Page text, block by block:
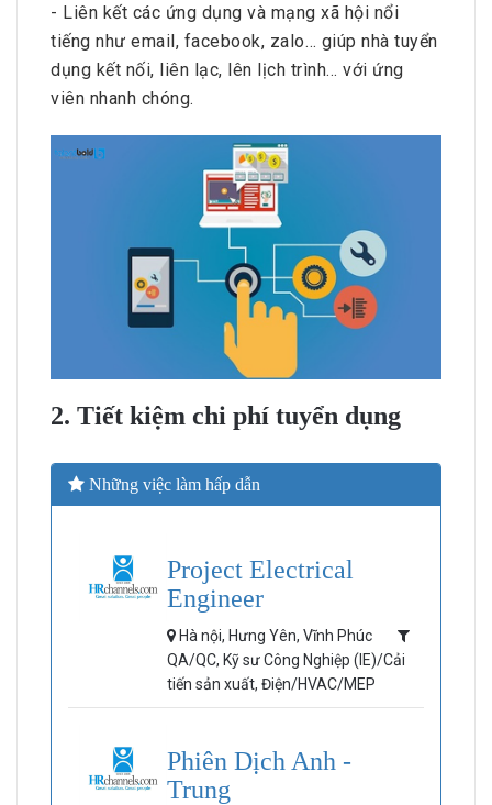
- Liên kết các ứng dụng và mạng xã hội nổi
tiếng như email, facebook, zalo… giúp nhà tuyển
dụng kết nối, liên lạc, lên lịch trình… với ứng
viên nhanh chóng.
2. Tiết kiệm chi phí tuyển dụng
Những việc làm hấp dẫn
Project Electrical
Engineer
Hà nội, Hưng Yên, Vĩnh Phúc
QA/QC, Kỹ sư Công Nghiệp (IE)/Cải
tiến sản xuất, Điện/HVAC/MEP
Phiên Dịch Anh -
Trung